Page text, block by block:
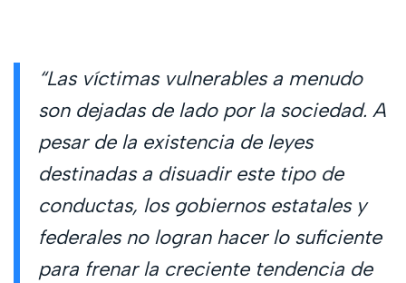
“Las víctimas vulnerables a menudo
son dejadas de lado por la sociedad. A
pesar de la existencia de leyes
destinadas a disuadir este tipo de
conductas, los gobiernos estatales y
federales no logran hacer lo suficiente
para frenar la creciente tendencia de